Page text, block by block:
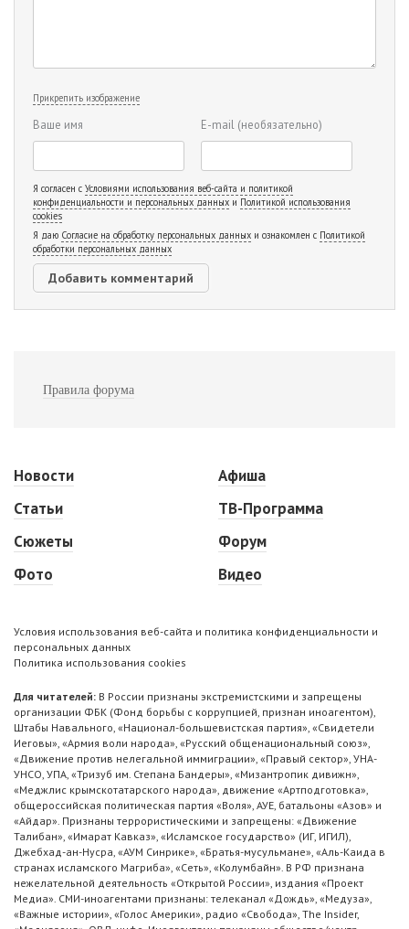
Прикрепить изображение
Ваше имя E-mail (необязательно)
Я согласен с Условиями использования веб-сайта и политикой
конфиденциальности и персональных данных и Политикой использования
cookies
Я даю Согласие на обработку персональных данных и ознакомлен с Политикой
обработки персональных данных
Правила форума
Новости
Статьи
Сюжеты
Фото
Афиша
ТВ-Программа
Форум
Видео
Условия использования веб-сайта и политика конфиденциальности и
персональных данных
Политика использования cookies
Для читателей: В России признаны экстремистскими и запрещены
организации ФБК (Фонд борьбы с коррупцией, признан иноагентом),
Штабы Навального, «Национал-большевистская партия», «Свидетели
Иеговы», «Армия воли народа», «Русский общенациональный союз»,
«Движение против нелегальной иммиграции», «Правый сектор», УНА-
УНСО, УПА, «Тризуб им. Степана Бандеры», «Мизантропик дивижн»,
«Меджлис крымскотатарского народа», движение «Артподготовка»,
общероссийская политическая партия «Воля», АУЕ, батальоны «Азов» и
«Айдар». Признаны террористическими и запрещены: «Движение
Талибан», «Имарат Кавказ», «Исламское государство» (ИГ, ИГИЛ),
Джебхад-ан-Нусра, «АУМ Синрике», «Братья-мусульмане», «Аль-Каида в
странах исламского Магриба», «Сеть», «Колумбайн». В РФ признана
нежелательной деятельность «Открытой России», издания «Проект
Медиа». СМИ-иноагентами признаны: телеканал «Дождь», «Медуза»,
«Важные истории», «Голос Америки», радио «Свобода», The Insider,